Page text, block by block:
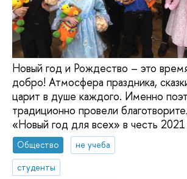
Новый год и Рождество – это
добро! Атмосфера праздника,
царит в душе каждого. Именно
традиционно провели
«Новый год для всех» в честь 2021
Общество
не учеба
студенты